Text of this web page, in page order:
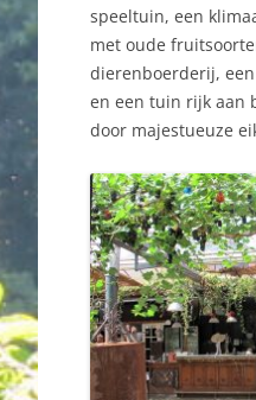
speeltuin, een
met oude
dierenboerderij,
en een tuin rijk aan
door majestueuze